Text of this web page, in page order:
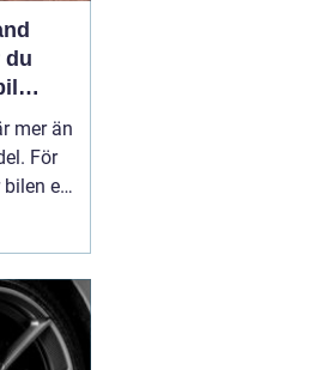
du
mer än
För
bilen ett
en del